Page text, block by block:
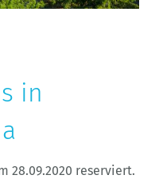
in
28.09.2020 reserviert.